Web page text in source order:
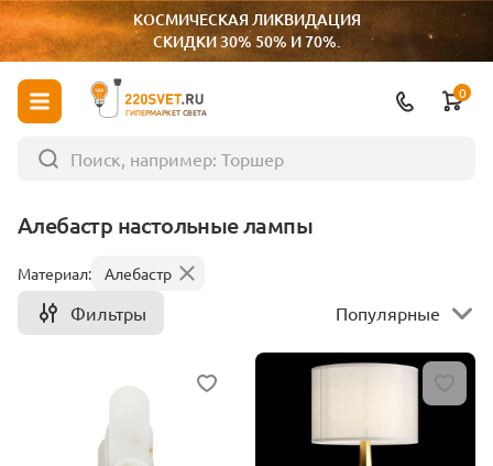
КОСМИЧЕСКАЯ ЛИКВИДАЦИЯ
СКИДКИ 30% 50% И 70%.
ГИПЕРМАРКЕТ СВЕТА
0
Алебастр настольные лампы
Материал: Алебастр
Фильтры Популярные